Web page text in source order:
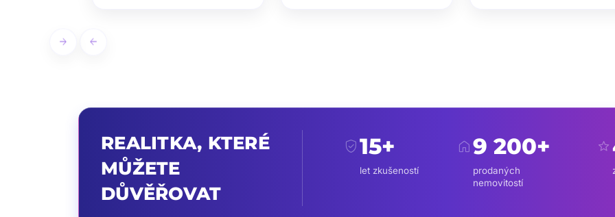
arrow_back
arrow_forward
REALITKA, KTERÉ
MŮŽETE
DŮVĚŘOVAT
verified_user15+
let zkušeností
home9 200+
prodaných
nemovitostí
star